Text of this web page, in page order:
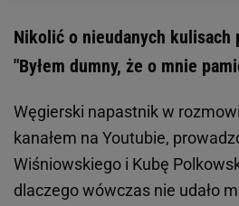
Nikolić o nieudanych kulisach
"Byłem dumny, że o mnie
Węgierski napastnik w
kanałem na Youtubie,
Wiśniowskiego i Kubę
dlaczego wówczas nie udało